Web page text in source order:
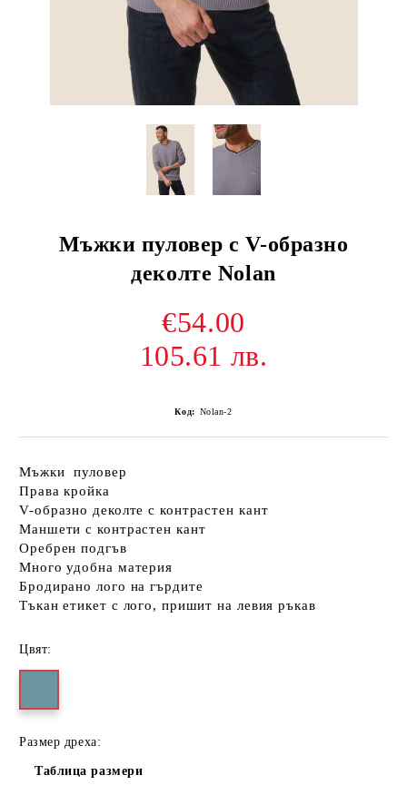
Мъжки пуловер с V-образно
деколте Nolan
€54.00
105.61 лв.
Код: Nolan-2
Мъжки пуловер
Права кройка
V-образно деколте с контрастен кант
Маншети с контрастен кант
Оребрен подгъв
Много удобна материя
Бродирано лого на гърдите
Тъкан етикет с лого, пришит на левия ръкав
Цвят:
Размер дреха:
Таблица размери